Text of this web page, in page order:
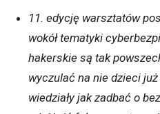
11. edycję warsztatów
wokół tematyki
hakerskie są tak
wyczulać na nie dzieci
wiedziały jak zadbać o